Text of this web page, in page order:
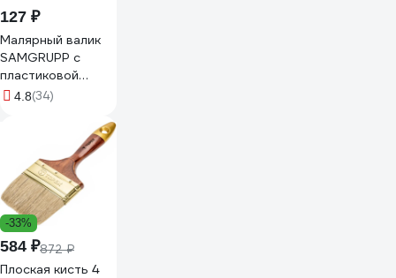
127 ₽
Малярный валик
SAMGRUPP с
пластиковой
ручкой, 100 мм,
4.8(34)
-33%
584 ₽872 ₽
Плоская кисть 4